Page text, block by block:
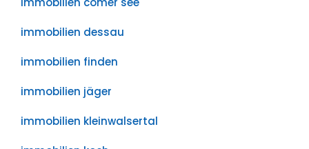
immobilien dessau
immobilien finden
immobilien jäger
immobilien kleinwalsertal